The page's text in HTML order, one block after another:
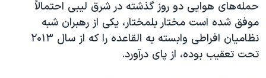
صفحه‌های ویژه
سفر پرزیدنت ترامپ به چین
حمله‌های هوايی دو روز گذشته در شرق ليبی احتمالاً
موفق شده است مختار بلمختار، يکی از رهبران شبه
نظاميان افراطی وابسته به القاعده را که از سال ۲۰۱۳
تحت تعقيب بوده، از پای درآورد.